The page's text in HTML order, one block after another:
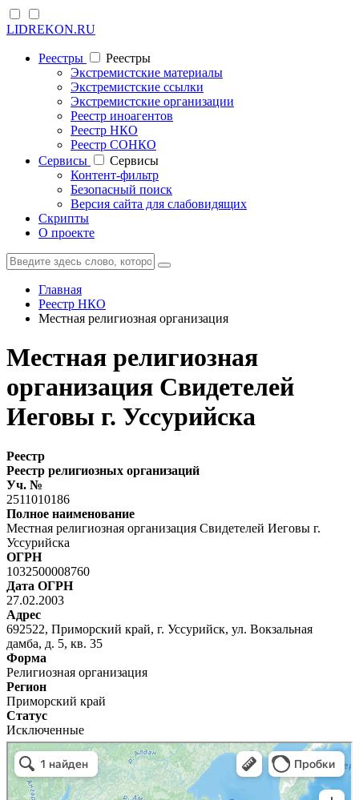
LIDREKON.RU
Реестры
Реестры
Экстремистские материалы
Экстремистские ссылки
Экстремистские организации
Реестр иноагентов
Реестр НКО
Реестр СОНКО
Cервисы
Cервисы
Контент-фильтр
Безопасный поиск
Версия сайта для слабовидящих
Скрипты
О проекте
Главная
Реестр НКО
Местная религиозная организация
Местная религиозная
организация Свидетелей
Иеговы г. Уссурийска
Реестр
Реестр религиозных организаций
Уч. №
2511010186
Полное наименование
Местная религиозная организация Свидетелей Иеговы г.
Уссурийска
ОГРН
1032500008760
Дата ОГРН
27.02.2003
Адрес
692522, Приморский край, г. Уссурийск, ул. Вокзальная
дамба, д. 5, кв. 35
Форма
Религиозная организация
Регион
Приморский край
Статус
Исключенные